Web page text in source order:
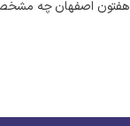
هفتون اصفهان چه